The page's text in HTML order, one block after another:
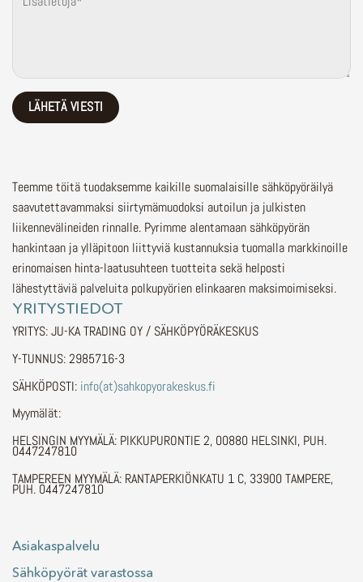
Teemme töitä tuodaksemme kaikille suomalaisille sähköpyöräilyä
saavutettavammaksi siirtymämuodoksi autoilun ja julkisten
liikennevälineiden rinnalle. Pyrimme alentamaan sähköpyörän
hankintaan ja ylläpitoon liittyviä kustannuksia tuomalla markkinoille
erinomaisen hinta-laatusuhteen tuotteita sekä helposti
lähestyttäviä palveluita polkupyörien elinkaaren maksimoimiseksi.
YRITYSTIEDOT
YRITYS: JU-KA TRADING OY / SÄHKÖPYÖRÄKESKUS
Y-TUNNUS: 2985716-3
SÄHKÖPOSTI: info(at)sahkopyorakeskus.fi
Myymälät:
HELSINGIN MYYMÄLÄ: PIKKUPURONTIE 2, 00880 HELSINKI, PUH.
0447247810
TAMPEREEN MYYMÄLÄ: RANTAPERKIÖNKATU 1 C, 33900 TAMPERE,
PUH. 0447247810
Asiakaspalvelu
Sähköpyörät varastossa